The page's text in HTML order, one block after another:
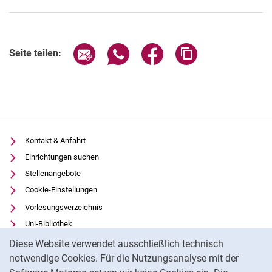
Diese Website verwendet ausschließlich technisch
notwendige Cookies. Für die Nutzungsanalyse mit der
Wissenschaftliche Hilfskraft
Studentische Hilfskraft
Seite teilen: Seite über E-Mail teilen
Seite über WhatsApp teilen
Seite über Facebook
Kontakt & Anfahrt
Einrichtungen suchen
Stellenangebote
Cookie-Einstellungen
Vorlesungsverzeichnis
Uni-Bibliothek
Moodle
Panopto